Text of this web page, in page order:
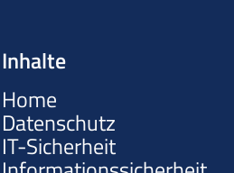
Inhalte
Home
Datenschutz
IT-Sicherheit